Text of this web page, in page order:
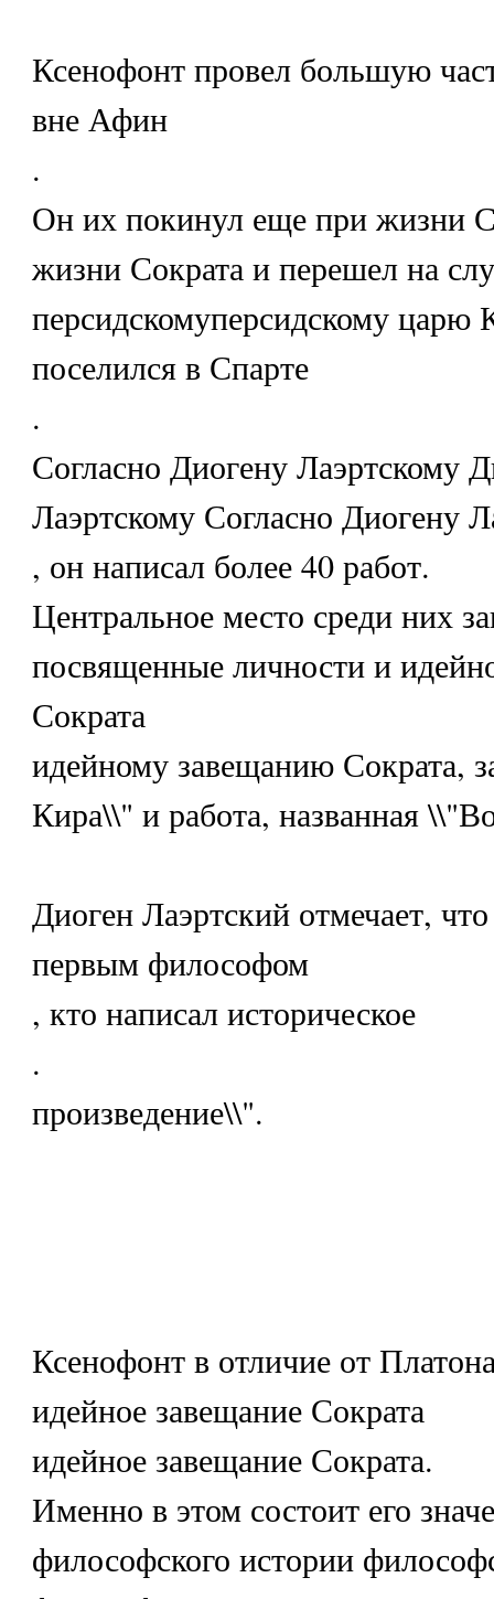
Ксенофонт провел большую
вне Афин
.
Он их покинул еще при жизни
жизни Сократа и перешел на
персидскомуперсидскому царю
поселился в Спарте
.
Согласно Диогену Лаэртскому
Лаэртскому Согласно Диогену
, он написал более 40 работ.
Центральное место среди них
посвященные личности и
Сократа
идейному завещанию Сократа,
Кира\\" и работа, названная
Диоген Лаэртский отмечает,
первым философом
, кто написал историческое
.
произведение\\".
Ксенофонт в отличие от
идейное завещание Сократа
идейное завещание Сократа.
Именно в этом состоит его
философского истории